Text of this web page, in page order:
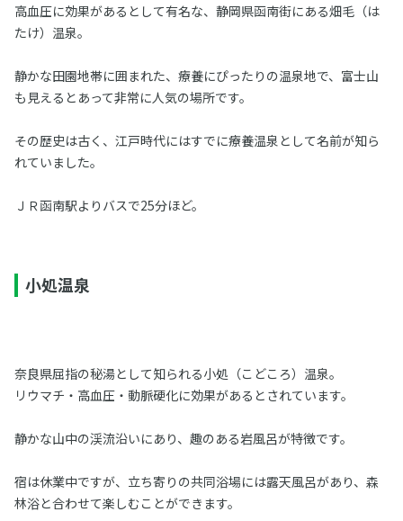
高血圧に効果があるとして有名な、静岡県函南街にある畑毛（は
たけ）温泉。
静かな田園地帯に囲まれた、療養にぴったりの温泉地で、富士山
も見えるとあって非常に人気の場所です。
その歴史は古く、江戸時代にはすでに療養温泉として名前が知ら
れていました。
ＪＲ函南駅よりバスで25分ほど。
小処温泉
奈良県屈指の秘湯として知られる小処（こどころ）温泉。
リウマチ・高血圧・動脈硬化に効果があるとされています。
静かな山中の渓流沿いにあり、趣のある岩風呂が特徴です。
宿は休業中ですが、立ち寄りの共同浴場には露天風呂があり、森
林浴と合わせて楽しむことができます。